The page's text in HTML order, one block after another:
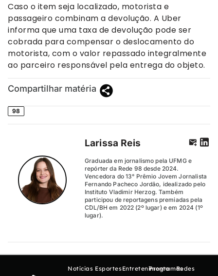
Caso o item seja localizado, motorista e
passageiro combinam a devolução. A Uber
informa que uma taxa de devolução pode ser
cobrada para compensar o deslocamento do
motorista, com o valor repassado integralmente
ao parceiro responsável pela entrega do objeto.
Compartilhar matéria
98
Larissa Reis
Graduada em jornalismo pela UFMG e
repórter da Rede 98 desde 2024.
Vencedora do 13° Prêmio Jovem Jornalista
Fernando Pacheco Jordão, idealizado pelo
Instituto Vladimir Herzog. Também
participou de reportagens premiadas pela
CDL/BH em 2022 (2º lugar) e em 2024 (1º
lugar).
Notícias EsportesEntretenimento
ProgramasRedes